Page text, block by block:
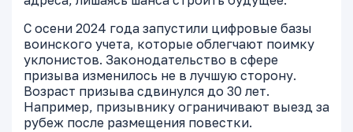
С осени 2024 года запустили цифровые базы
воинского учета, которые облегчают поимку
уклонистов. Законодательство в сфере
призыва изменилось не в лучшую сторону.
Возраст призыва сдвинулся до 30 лет.
Например, призывнику ограничивают выезд за
рубеж после размещения повестки.